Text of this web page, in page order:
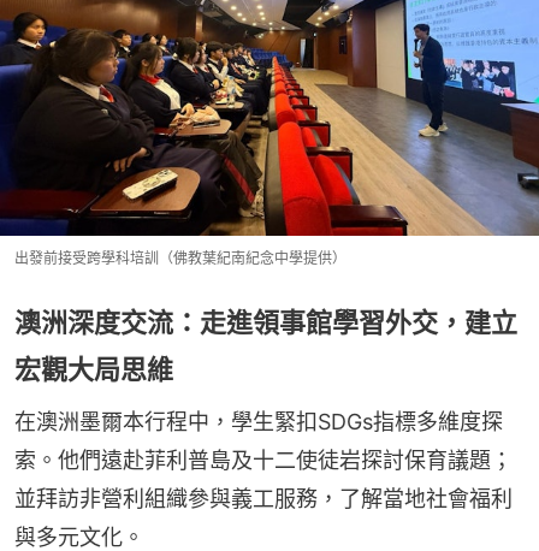
出發前接受跨學科培訓（佛教葉紀南紀念中學提供）
澳洲深度交流：走進領事館學習外交，建立
宏觀大局思維
在澳洲墨爾本行程中，學生緊扣SDGs指標多維度探
索。他們遠赴菲利普島及十二使徒岩探討保育議題；
並拜訪非營利組織參與義工服務，了解當地社會福利
與多元文化。